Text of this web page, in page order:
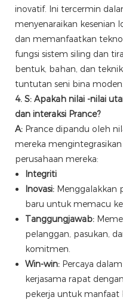
inovatif. Ini tercermin
menyenaraikan kesenian
dan memanfaatkan
fungsi sistem siling dan
bentuk, bahan, dan
tuntutan seni bina moden.
4. S: Apakah nilai -nilai
dan interaksi Prance?
A: Prance dipandu oleh
mereka
perusahaan mereka:
Integriti
Inovasi: Menggalakkan
baru untuk memacu
Tanggungjawab:
pelanggan, pasukan,
komitmen.
Win-win: Percaya
kerjasama rapat
pekerja untuk manfaat